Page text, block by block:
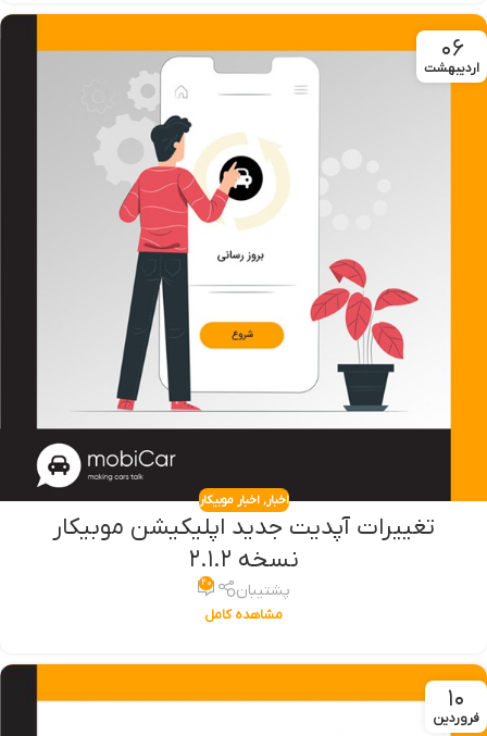
۰۶
اردیبهشت
اخبار,اخبار موبیکار
تغییرات آپدیت جدید اپلیکیشن موبیکار
نسخه ۲.۱.۲
پشتیبان ۲۰
مشاهده کامل
۱۰
فروردین